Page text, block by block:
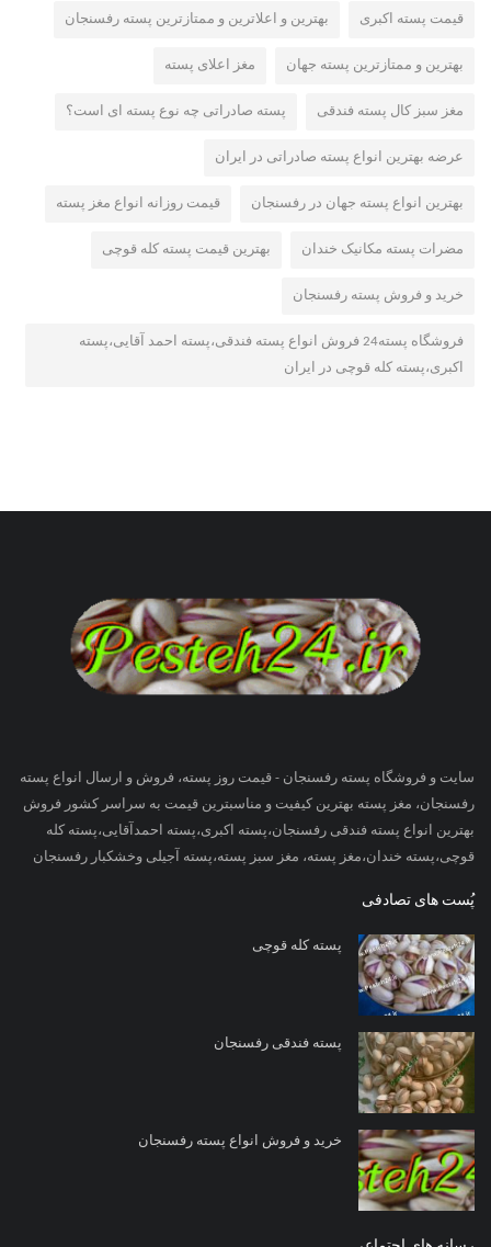
قیمت پسته اکبری بهترین و اعلاترین و ممتازترین پسته رفسنجان
بهترین و ممتازترین پسته جهان مغز اعلای پسته
مغز سبز کال پسته فندقی پسته صادراتی چه نوع پسته ای است؟
عرضه بهترین انواع پسته صادراتی در ایران
بهترین انواع پسته جهان در رفسنجان قیمت روزانه انواع مغز پسته
مضرات پسته مکانیک خندان بهترین قیمت پسته کله قوچی
خرید و فروش پسته رفسنجان
فروشگاه پسته24 فروش انواع پسته فندقی،پسته احمد آقایی،پسته
اکبری،پسته کله قوچی در ایران
سایت و فروشگاه پسته رفسنجان - قیمت روز پسته، فروش و ارسال انواع پسته
رفسنجان، مغز پسته بهترین کیفیت و مناسبترین قیمت به سراسر کشور فروش
بهترین انواع پسته فندقی رفسنجان،پسته اکبری،پسته احمدآقایی،پسته کله
قوچی،پسته خندان،مغز پسته، مغز سبز پسته،پسته آجیلی وخشکبار رفسنجان
پُست های تصادفی
پسته کله قوچی
پسته فندقی رفسنجان
خرید و فروش انواع پسته رفسنجان